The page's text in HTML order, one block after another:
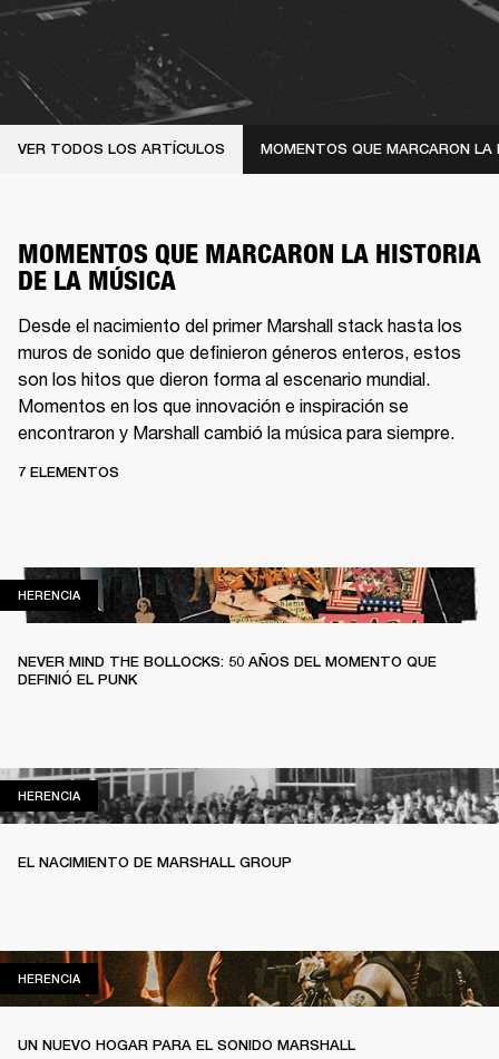
VER TODOS LOS ARTÍCULOS MOMENTOS QUE MARCARON LA
MOMENTOS QUE MARCARON LA HISTORIA
DE LA MÚSICA
Desde el nacimiento del primer Marshall stack hasta los
muros de sonido que definieron géneros enteros, estos
son los hitos que dieron forma al escenario mundial.
Momentos en los que innovación e inspiración se
encontraron y Marshall cambió la música para siempre.
7 ELEMENTOS
HERENCIAHERENCIA
NEVER MIND THE BOLLOCKS: 50 AÑOS DEL MOMENTO QUE
DEFINIÓ EL PUNK
HERENCIAHERENCIA
EL NACIMIENTO DE MARSHALL GROUP
HERENCIAHERENCIA
UN NUEVO HOGAR PARA EL SONIDO MARSHALL